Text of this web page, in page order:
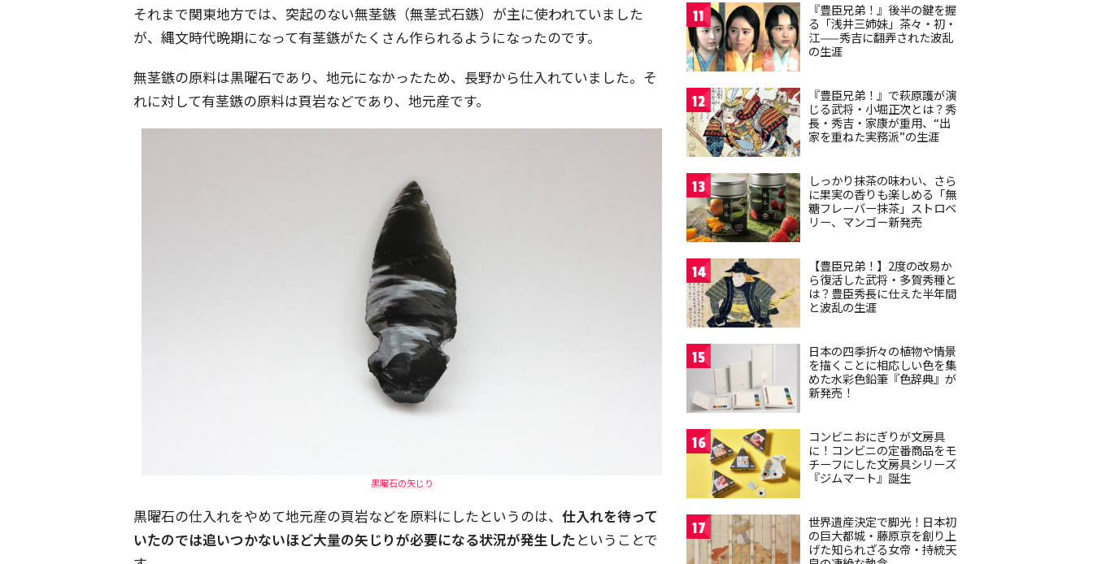
それまで関東地方では、突起のない無茎鏃（無茎式石鏃）が主に使われていました
が、縄文時代晩期になって有茎鏃がたくさん作られるようになったのです。
無茎鏃の原料は黒曜石であり、地元になかったため、長野から仕入れていました。そ
れに対して有茎鏃の原料は頁岩などであり、地元産です。
黒曜石の矢じり
黒曜石の仕入れをやめて地元産の頁岩などを原料にしたというのは、 仕入れを待って
いたのでは追いつかないほど大量の矢じりが必要になる状況が発生したということで
11
『豊臣兄弟！』後半の鍵を握
る「浅井三姉妹」茶々・初・
江——秀吉に翻弄された波乱
の生涯
12
『豊臣兄弟！』で萩原護が演
じる武将・小堀正次とは？秀
長・秀吉・家康が重用、“出
家を重ねた実務派”の生涯
13
しっかり抹茶の味わい、さら
に果実の香りも楽しめる「無
糖フレーバー抹茶」ストロベ
リー、マンゴー新発売
14
【豊臣兄弟！】2度の改易か
ら復活した武将・多賀秀種と
は？豊臣秀長に仕えた半年間
と波乱の生涯
15
日本の四季折々の植物や情景
を描くことに相応しい色を集
めた水彩色鉛筆『色辞典』が
新発売！
16
コンビニおにぎりが文房具
に！コンビニの定番商品をモ
チーフにした文房具シリーズ
『ジムマート』誕生
17
世界遺産決定で脚光！日本初
の巨大都城・藤原京を創り上
げた知られざる女帝・持統天